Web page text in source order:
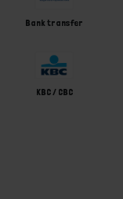
Bank transfer
KBC / CBC